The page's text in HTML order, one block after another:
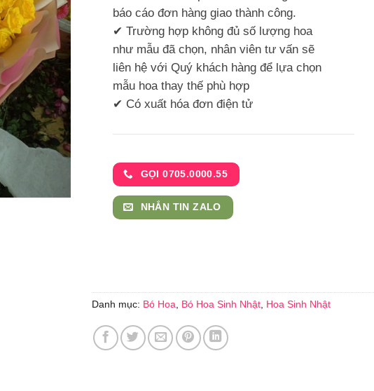
báo cáo đơn hàng giao thành công.
✔ Trường hợp không đủ số lượng hoa
như mẫu đã chọn, nhân viên tư vấn sẽ
liên hệ với Quý khách hàng để lựa chọn
mẫu hoa thay thế phù hợp
✔ Có xuất hóa đơn điện tử
GỌI 0705.0000.55
NHẮN TIN ZALO
Danh mục: Bó Hoa Bó Hoa Sinh Nhật Hoa Sinh Nhật